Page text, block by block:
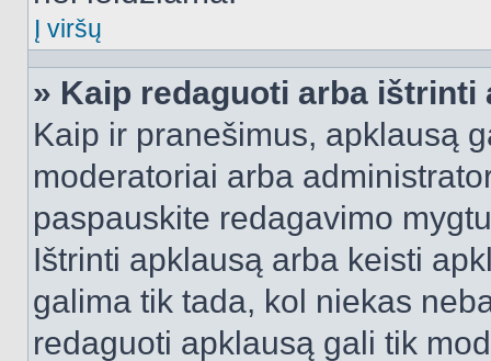
Į viršų
» Kaip redaguoti arba ištrinti
Kaip ir pranešimus, apklausą
moderatoriai arba
paspauskite redagavimo
Ištrinti apklausą arba keisti
galima tik tada, kol niekas
redaguoti apklausą gali tik